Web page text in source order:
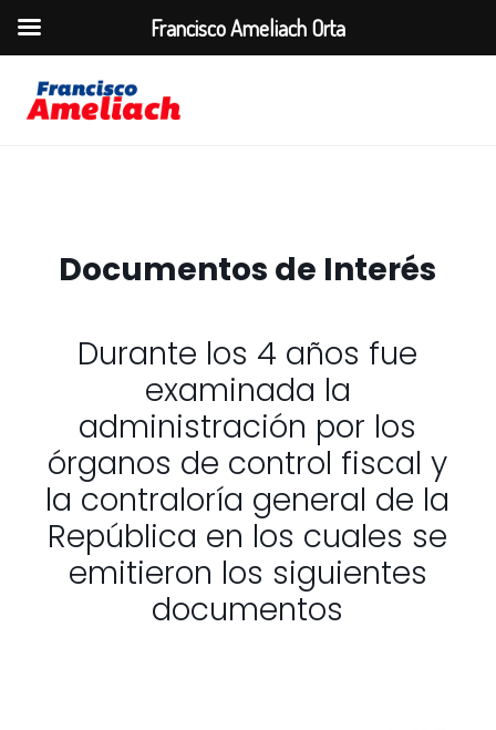
Documentos de Interés
Durante los 4 años fue
examinada la
administración por los
órganos de control fiscal y
la contraloría general de la
República en los cuales se
emitieron los siguientes
documentos
Francisco Ameliach Orta